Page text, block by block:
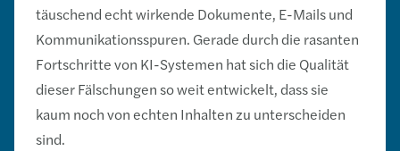
täuschend echt wirkende Dokumente, E-Mails und
Kommunikationsspuren. Gerade durch die rasanten
Fortschritte von KI-Systemen hat sich die Qualität
dieser Fälschungen so weit entwickelt, dass sie
kaum noch von echten Inhalten zu unterscheiden
sind.